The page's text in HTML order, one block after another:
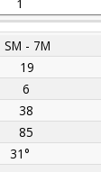
SM - 7M
19
6
38
85
31°